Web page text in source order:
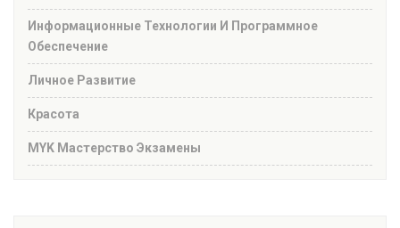
Информационные Технологии И Программное
Обеспечение
Личное Развитие
Красота
MYK Мастерство Экзамены